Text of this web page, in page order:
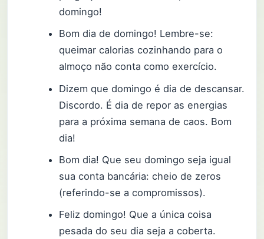
domingo!
Bom dia de domingo! Lembre-se:
queimar calorias cozinhando para o
almoço não conta como exercício.
Dizem que domingo é dia de descansar.
Discordo. É dia de repor as energias
para a próxima semana de caos. Bom
dia!
Bom dia! Que seu domingo seja igual
sua conta bancária: cheio de zeros
(referindo-se a compromissos).
Feliz domingo! Que a única coisa
pesada do seu dia seja a coberta.